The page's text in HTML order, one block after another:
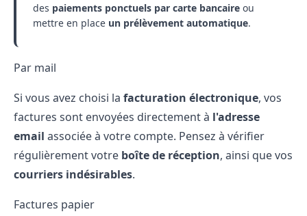
des paiements ponctuels par carte bancaire ou
mettre en place un prélèvement automatique.
Par mail
Si vous avez choisi la facturation électronique, vos
factures sont envoyées directement à l'adresse
email associée à votre compte. Pensez à vérifier
régulièrement votre boîte de réception, ainsi que vos
courriers indésirables.
Factures papier